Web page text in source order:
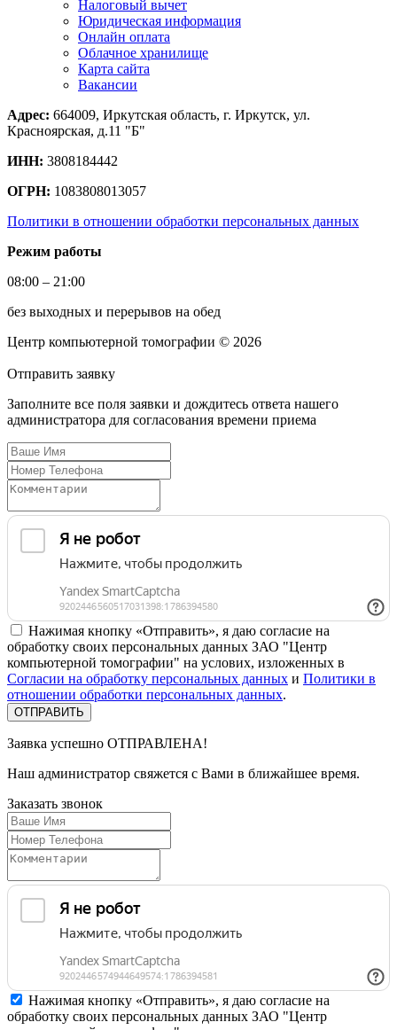
Налоговый вычет
Юридическая информация
Онлайн оплата
Облачное хранилище
Карта сайта
Вакансии
Адрес: 664009, Иркутская область, г. Иркутск, ул.
Красноярская, д.11 "Б"
ИНН: 3808184442
ОГРН: 1083808013057
Политики в отношении обработки персональных данных
Режим работы
08:00 – 21:00
без выходных и перерывов на обед
Центр компьютерной томографии © 2026
Отправить заявку
Заполните все поля заявки и дождитесь ответа нашего
администратора для согласования времени приема
Нажимая кнопку «Отправить», я даю согласие на
обработку своих персональных данных ЗАО "Центр
компьютерной томографии" на услових, изложенных в
Согласии на обработку персональных данных и Политики в
отношении обработки персональных данных.
Заявка успешно ОТПРАВЛЕНА!
Наш администратор свяжется с Вами в ближайшее время.
Заказать звонок
Нажимая кнопку «Отправить», я даю согласие на
обработку своих персональных данных ЗАО "Центр